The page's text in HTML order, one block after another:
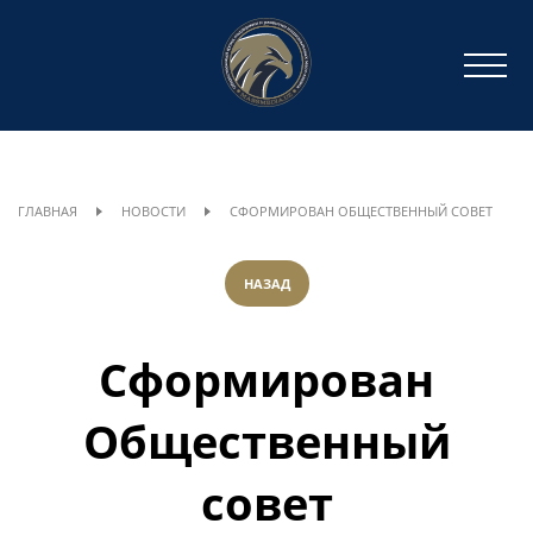
ГЛАВНАЯ НОВОСТИ CФОРМИРОВАН ОБЩЕСТВЕННЫЙ СОВЕТ
НАЗАД
Cформирован
Общественный
совет